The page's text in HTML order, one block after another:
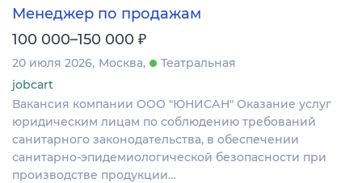
Менеджер по продажам
100 000–150 000 ₽
20 июля 2026 Москва
Театральная
jobcart
Вакансия компании ООО "ЮНИСАН" Оказание услуг
юридическим лицам по соблюдению требований
санитарного законодательства, в обеспечении
санитарно-эпидемиологической безопасности при
производстве продукции…